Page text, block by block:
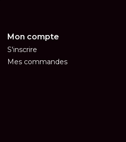
Mon compte
S'inscrire
Mes commandes